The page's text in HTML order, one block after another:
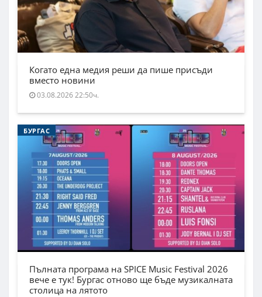
Когато една медия реши да пише присъди
вместо новини
03.08.2026 22:50ч.
БУРГАС
Пълната програма на SPICE Music Festival 2026
вече е тук! Бургас отново ще бъде музикалната
столица на лятото